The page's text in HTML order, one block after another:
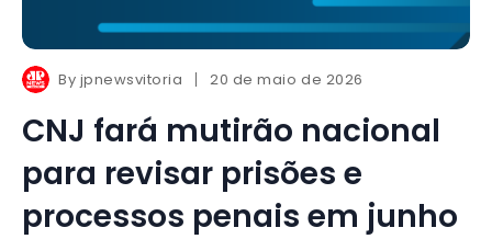
By jpnewsvitoria 20 de maio de 2026
CNJ fará mutirão nacional
para revisar prisões e
processos penais em junho